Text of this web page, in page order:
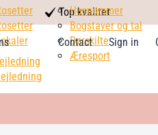
check
mark
Top kvalitet
Contact Sign in
Husnummer
Bogstaver og tal
Dørskilte
Æresport